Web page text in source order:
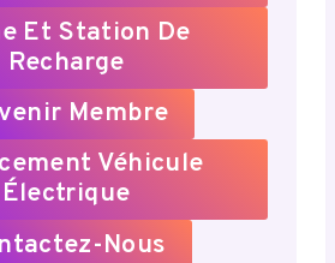
Et Station De
Recharge
Membre
Véhicule
Électrique
Nous